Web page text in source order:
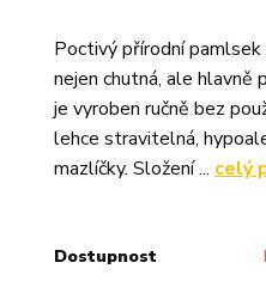
Poctivý přírodní
nejen chutná, ale
je vyroben ručně bez
lehce stravitelná,
mazlíčky. Složení ... celý
Dostupnost